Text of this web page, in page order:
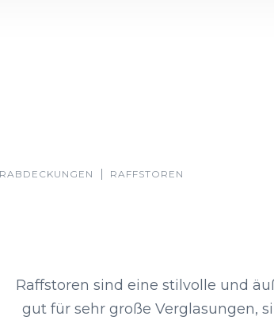
RAFFSTOREN
Raffstoren sind eine stilvolle und
gut für sehr große Verglasungen,